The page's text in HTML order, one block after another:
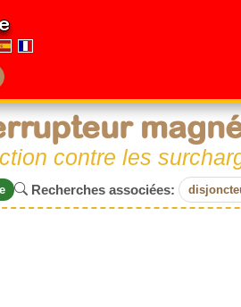
contre les
Recherches associées: